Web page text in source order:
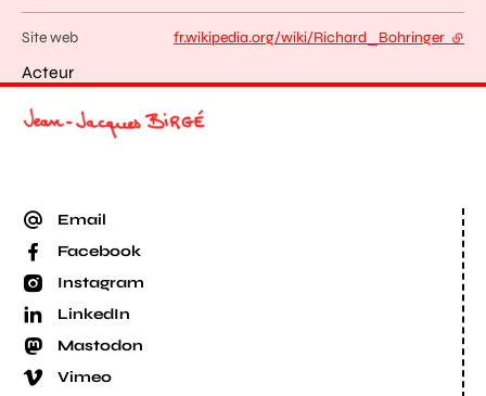
Site web fr.wikipedia.org/wiki/Richard_Bohringer -
Acteur
Email
Facebook
Instagram
LinkedIn
Mastodon
Vimeo